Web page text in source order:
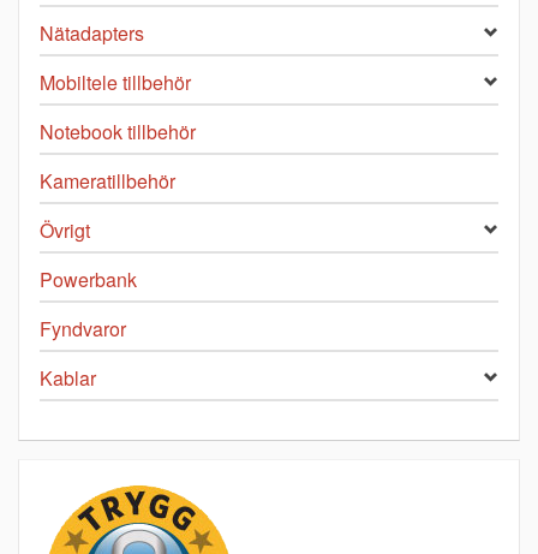
Nätadapters
Mobiltele tillbehör
Notebook tillbehör
Kameratillbehör
Övrigt
Powerbank
Fyndvaror
Kablar